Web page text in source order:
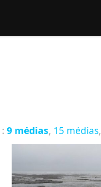
: 9 médias, 15 médias,